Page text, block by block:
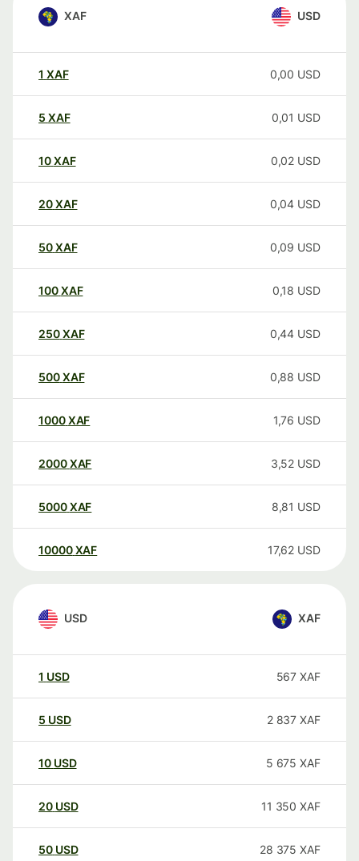
XAF USD
1 XAF 0,00 USD
5 XAF 0,01 USD
10XAF 0,02 USD
20XAF 0,04 USD
50XAF 0,09 USD
100XAF 0,18 USD
250XAF 0,44 USD
500XAF 0,88 USD
1000XAF 1,76 USD
2000XAF 3,52 USD
5000XAF 8,81 USD
10000 XAF 17,62 USD
USD XAF
1 USD 567 XAF
5 USD 2 837 XAF
10 USD 5 675 XAF
20 USD 11 350 XAF
50 USD 28 375 XAF